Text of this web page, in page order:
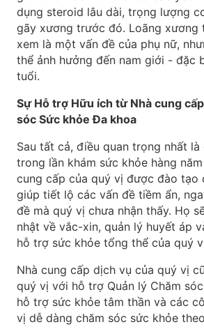
dụng steroid lâu dài, trọng lượng
gãy xương trước đó. Loãng xương
xem là một vấn đề của phụ nữ,
thể ảnh hưởng đến nam giới - đặc
tuổi.
Sự Hỗ trợ Hữu ích từ Nhà cung
sóc Sức khỏe Đa khoa
Sau tất cả, điều quan trọng nhất
trong lần khám sức khỏe hàng
cung cấp của quý vị được đào tạo
giúp tiết lộ các vấn đề tiềm ẩn,
đề mà quý vị chưa nhận thấy. Họ
nhật về vắc-xin, quản lý huyết áp
hỗ trợ sức khỏe tổng thể của quý
Nhà cung cấp dịch vụ của quý vị
quý vị với hỗ trợ Quản lý Chăm
hỗ trợ sức khỏe tâm thần và các
vị dễ dàng chăm sóc sức khỏe